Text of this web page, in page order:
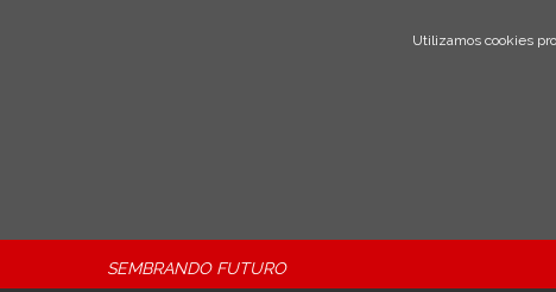
Utilizamos cookies
SEMBRANDO FUTURO